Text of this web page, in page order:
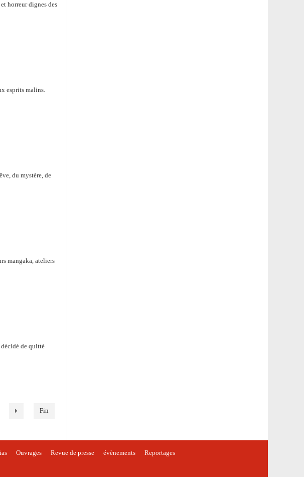
horreur dignes des
esprits malins.
du mystère, de
mangaka, ateliers
de quitté
Fin
Ouvrages Revue de presse évènements Reportages